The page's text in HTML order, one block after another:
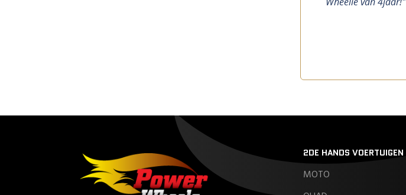
2DE HANDS VOERTUIGEN
MOTO